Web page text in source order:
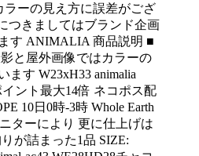
ラーの見え方に誤差がござ
つきましてはブランド企画
す ANIMALIA 商品説明 ■
と屋外画像ではカラーの
ます W23xH33 animalia
ント最大14倍 ネコポス配
10日0時-3時 Whole Earth
ターにより 更に仕上げは
が詰まった1品 SIZE: